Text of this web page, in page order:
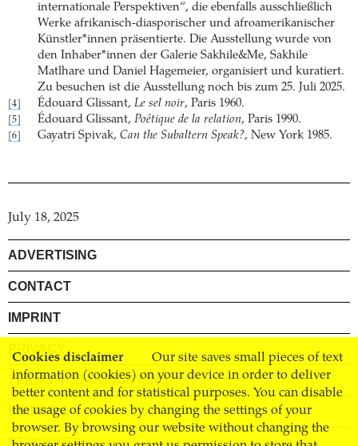
Cookies disclaimer
Our site saves small pieces of text
information (cookies) on your device in order to deliver
better content and for statistical purposes. You can disable
the usage of cookies by changing the settings of your
browser. By browsing our website without changing the
internationale Perspektiven“, die ebenfalls ausschließlich
Werke afrikanisch-diasporischer und afroamerikanischer
Künstler*innen präsentierte. Die Ausstellung wurde von
den Inhaber*innen der Galerie Sakhile&Me, Sakhile
Matlhare und Daniel Hagemeier, organisiert und kuratiert.
Zu besuchen ist die Ausstellung noch bis zum 25. Juli 2025.
[4] Édouard Glissant, Le sel noir, Paris 1960.
[5] Édouard Glissant, Poétique de la relation, Paris 1990.
[6] Gayatri Spivak, Can the Subaltern Speak?, New York 1985.
July 18, 2025
ADVERTISING
CONTACT
IMPRINT
PRIVACY
TERMS AND CONDITIONS
SHIPPING
STOCKISTS